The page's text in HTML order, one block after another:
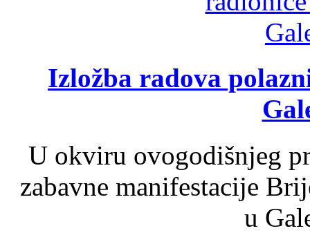
Izložba radova
U okviru ovogodišnjeg
zabavne manifestacije
u